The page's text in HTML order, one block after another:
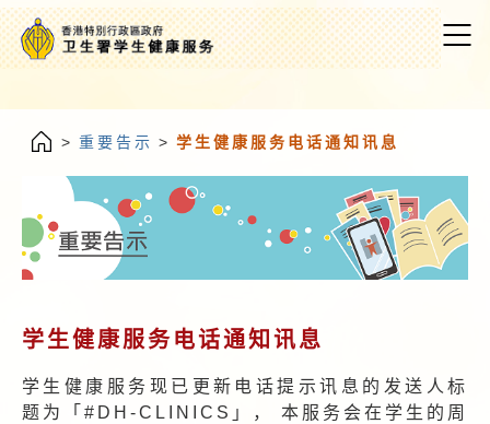
> 重要告示 > 学生健康服务电话通知讯息
学生健康服务电话通知讯息
学生健康服务现已更新电话提示讯息的发送人标
题为「#DH-CLINICS」， 本服务会在学生的周